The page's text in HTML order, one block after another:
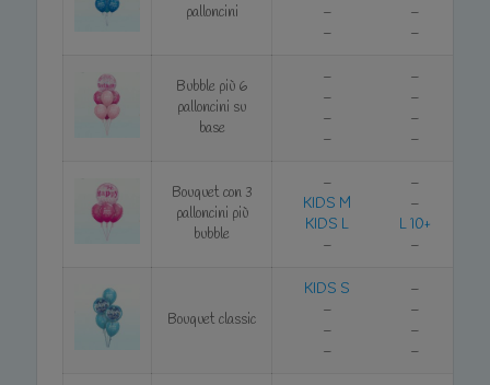
palloncini
–
–
–
–
Bubble più 6
palloncini su
base
–
–
–
–
–
–
–
–
Bouquet con 3
palloncini più
bubble
–
KIDS M
KIDS L
–
–
–
L 10+
–
Bouquet classic
KIDS S
–
–
–
–
–
–
–